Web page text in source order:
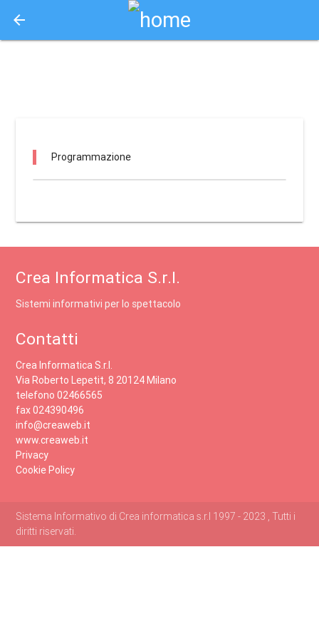
arrow_back
Programmazione
Crea Informatica S.r.l.
Sistemi informativi per lo spettacolo
Contatti
Crea Informatica S.r.l.
Via Roberto Lepetit, 8 20124 Milano
telefono 02466565
fax 024390496
info@creaweb.it
www.creaweb.it
Privacy
Cookie Policy
Sistema Informativo di Crea informatica s.r.l 1997 - 2023 , Tutti i
diritti riservati.